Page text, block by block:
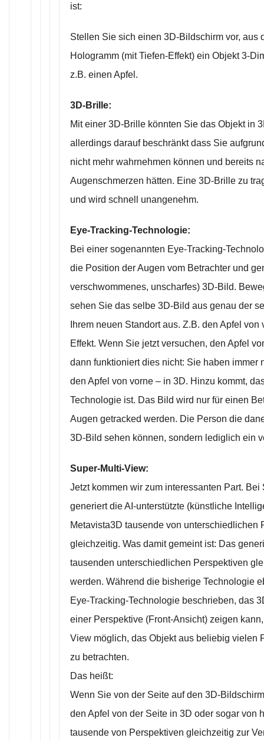
ist:
Stellen Sie sich einen 3D-Bildschirm vor, aus
Hologramm (mit Tiefen-Effekt) ein Objekt 3-
z.B. einen Apfel.
3D-Brille:
Mit einer 3D-Brille könnten Sie das Objekt in
allerdings darauf beschränkt dass Sie
nicht mehr wahrnehmen können und bereits
Augenschmerzen hätten. Eine 3D-Brille zu
und wird schnell unangenehm.
Eye-Tracking-Technologie:
Bei einer sogenannten Eye-Tracking-
die Position der Augen vom Betrachter und
verschwommenes, unscharfes) 3D-Bild.
sehen Sie das selbe 3D-Bild aus genau der
Ihrem neuen Standort aus. Z.B. den Apfel
Effekt. Wenn Sie jetzt versuchen, den Apfel
dann funktioniert dies nicht: Sie haben immer
den Apfel von vorne – in 3D. Hinzu kommt,
Technologie ist. Das Bild wird nur für einen
Augen getracked werden. Die Person die
3D-Bild sehen können, sondern lediglich ein
Super-Multi-View:
Jetzt kommen wir zum interessanten Part.
generiert die AI-unterstützte (künstliche
Metavista3D tausende von unterschiedlichen
gleichzeitig. Was damit gemeint ist: Das
tausenden unterschiedlichen Perspektiven
werden. Während die bisherige Technologie
Eye-Tracking-Technologie beschrieben, das
einer Perspektive (Front-Ansicht) zeigen
View möglich, das Objekt aus beliebig vielen
zu betrachten.
Das heißt:
Wenn Sie von der Seite auf den 3D-
den Apfel von der Seite in 3D oder sogar von
tausende von Perspektiven gleichzeitig zur